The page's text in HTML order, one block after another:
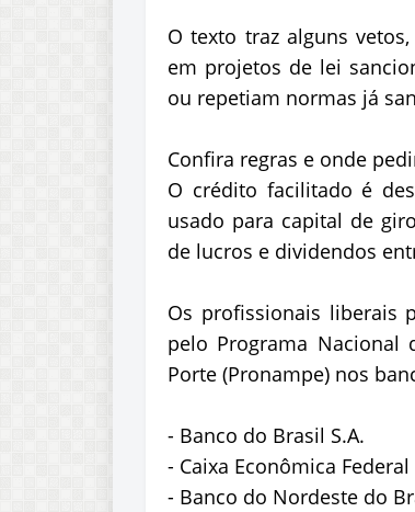
O texto traz alguns
em projetos de lei
ou repetiam normas já
Confira regras e onde
O crédito facilitado é
usado para capital de
de lucros e dividendos
Os profissionais liberais
pelo Programa Nacional
Porte (Pronampe) nos
- Banco do Brasil S.A.
- Caixa Econômica Federal
- Banco do Nordeste do